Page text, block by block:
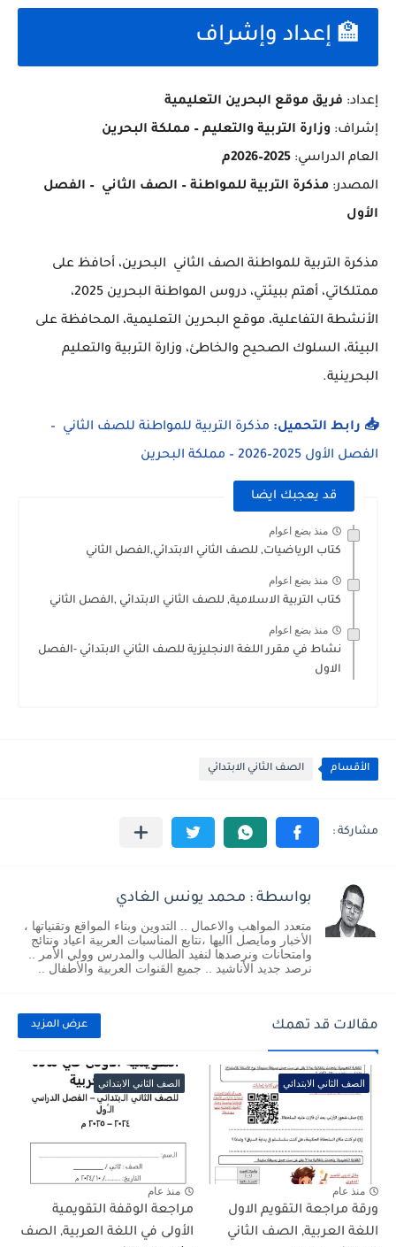
🏫 إعداد وإشراف
إعداد: فريق موقع البحرين التعليمية
إشراف: وزارة التربية والتعليم – مملكة البحرين
العام الدراسي: 2025–2026م
المصدر: مذكرة التربية للمواطنة – الصف الثاني – الفصل
الأول
مذكرة التربية للمواطنة الصف الثاني البحرين، أحافظ على
ممتلكاتي، أهتم ببيئتي، دروس المواطنة البحرين 2025،
الأنشطة التفاعلية، موقع البحرين التعليمية، المحافظة على
البيئة، السلوك الصحيح والخاطئ، وزارة التربية والتعليم
البحرينية.
📥 رابط التحميل: مذكرة التربية للمواطنة للصف الثاني –
الفصل الأول 2025–2026 – مملكة البحرين
قد يعجبك ايضا
منذ بضع اعوام
كتاب الرياضيات, للصف الثاني الابتدائي,الفصل الثاني
منذ بضع اعوام
كتاب التربية الاسلامية, للصف الثاني الابتدائي ,الفصل الثاني
منذ بضع اعوام
نشاط في مقرر اللغة الانجليزية للصف الثاني الابتدائي -الفصل
الاول
الأقسام الصف الثاني الابتدائي
بواسطة : محمد يونس الغادي
متعدد المواهب والاعمال .. التدوين وبناء المواقع وتقنياتها ،
الأخبار ومايصل االيها ،نتابع المناسبات العربية اعياد ونتائج
وامتحانات ونرصدها لنفيد الطالب والمدرس وولي الأمر ..
نرصد جديد الأناشيد .. جميع القنوات العربية والأطفال ..
مقالات قد تهمك عرض المزيد
الصف الثاني الابتدائي
منذ عام
ورقة مراجعة التقويم الاول
اللغة العربية, الصف الثاني
الصف الثاني الابتدائي
منذ عام
مراجعة الوقفة التقويمية
الأولى في اللغة العربية, الصف